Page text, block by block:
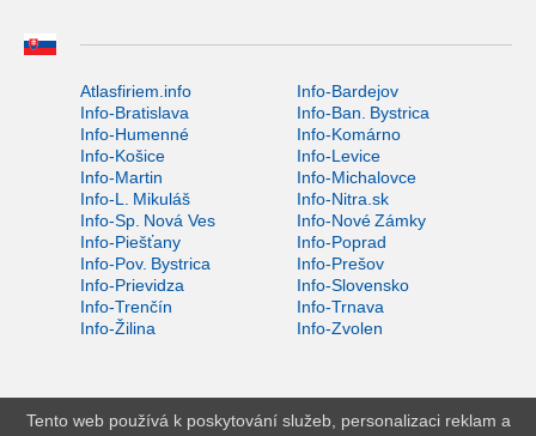
Atlasfiriem.info
Info-Bardejov
Info-Bratislava
Info-Ban. Bystrica
Info-Humenné
Info-Komárno
Info-Košice
Info-Levice
Info-Martin
Info-Michalovce
Info-L. Mikuláš
Info-Nitra.sk
Info-Sp. Nová Ves
Info-Nové Zámky
Info-Piešťany
Info-Poprad
Info-Pov. Bystrica
Info-Prešov
Info-Prievidza
Info-Slovensko
Info-Trenčín
Info-Trnava
Info-Žilina
Info-Zvolen
Tento web používá k poskytování služeb, personalizaci reklam a